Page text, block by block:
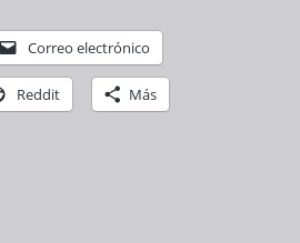
Correo electrónico
Reddit Más